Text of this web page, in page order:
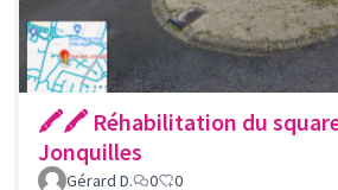
🖍🖍 Réhabilitation du
Jonquilles
Gérard D. 0 0